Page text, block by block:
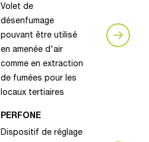
Volet de
désenfumage
pouvant être utilisé
en amenée d'air
comme en extraction
de fumées pour les
locaux tertiaires
PERFONE
Dispositif de réglage